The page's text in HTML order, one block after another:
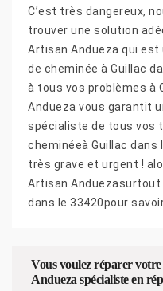
C’est très dangereux,
trouver une solution
Artisan Andueza qui
de cheminée à Guillac
à tous vos problèmes à
Andueza vous garantit
spécialiste de tous vos
cheminéeà Guillac dans
très grave et urgent !
Artisan Anduezasurtout
dans le 33420pour
Vous voulez réparer
Andueza spécialiste en